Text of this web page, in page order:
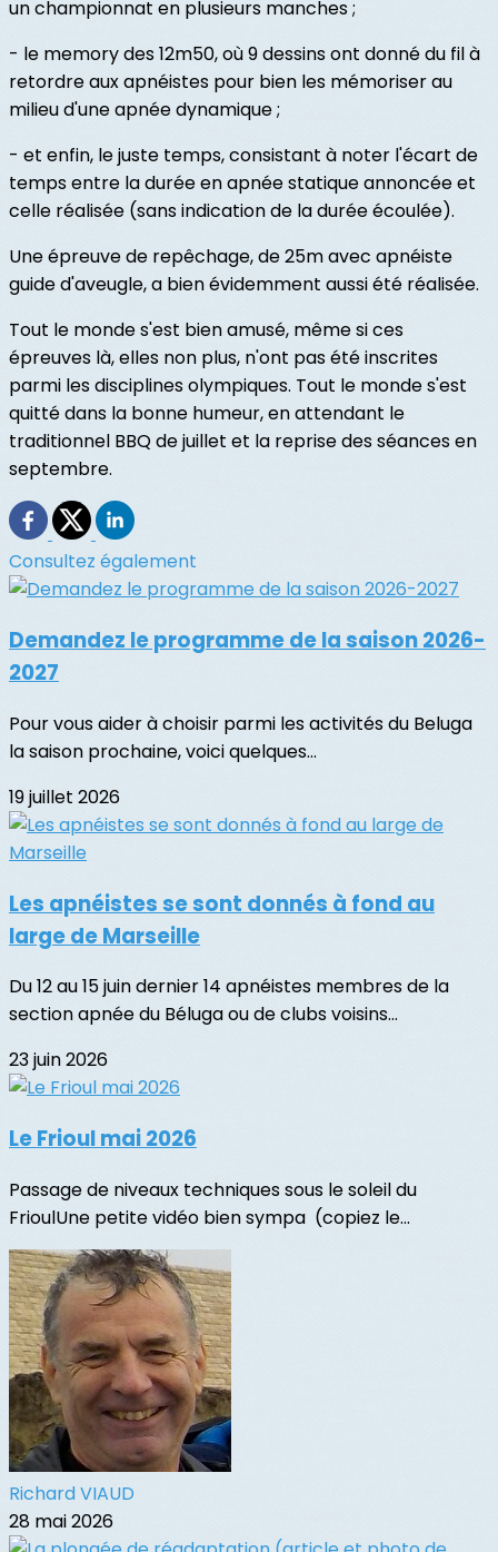
un championnat en plusieurs manches ;
- le memory des 12m50, où 9 dessins ont donné du fil à
retordre aux apnéistes pour bien les mémoriser au
milieu d'une apnée dynamique ;
- et enfin, le juste temps, consistant à noter l'écart de
temps entre la durée en apnée statique annoncée et
celle réalisée (sans indication de la durée écoulée).
Une épreuve de repêchage, de 25m avec apnéiste
guide d'aveugle, a bien évidemment aussi été réalisée.
Tout le monde s'est bien amusé, même si ces
épreuves là, elles non plus, n'ont pas été inscrites
parmi les disciplines olympiques. Tout le monde s'est
quitté dans la bonne humeur, en attendant le
traditionnel BBQ de juillet et la reprise des séances en
septembre.
Consultez également
Demandez le programme de la saison 2026-
2027
Pour vous aider à choisir parmi les activités du Beluga
la saison prochaine, voici quelques...
19 juillet 2026
Les apnéistes se sont donnés à fond au
large de Marseille
Du 12 au 15 juin dernier 14 apnéistes membres de la
section apnée du Béluga ou de clubs voisins...
23 juin 2026
Le Frioul mai 2026
Passage de niveaux techniques sous le soleil du
FrioulUne petite vidéo bien sympa (copiez le...
Richard VIAUD
28 mai 2026